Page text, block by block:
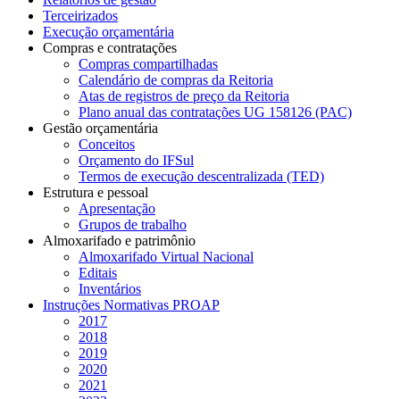
Terceirizados
Execução orçamentária
Compras e contratações
Compras compartilhadas
Calendário de compras da Reitoria
Atas de registros de preço da Reitoria
Plano anual das contratações UG 158126 (PAC)
Gestão orçamentária
Conceitos
Orçamento do IFSul
Termos de execução descentralizada (TED)
Estrutura e pessoal
Apresentação
Grupos de trabalho
Almoxarifado e patrimônio
Almoxarifado Virtual Nacional
Editais
Inventários
Instruções Normativas PROAP
2017
2018
2019
2020
2021